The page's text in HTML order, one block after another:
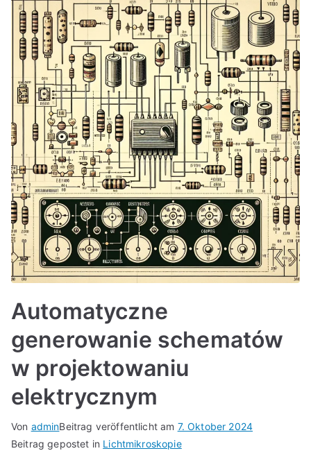
Automatyczne
generowanie schematów
w projektowaniu
elektrycznym
Von adminBeitrag veröffentlicht am 7. Oktober 2024
Beitrag gepostet in Lichtmikroskopie